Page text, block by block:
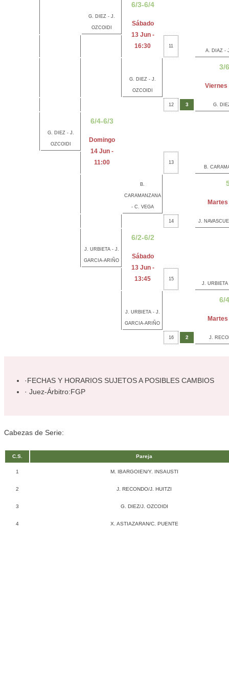
G. DIEZ - J.
OZCOIDI
6/3-6/4
Sábado
13 Jun -
16:30
11
A. DIAZ -
G. DIEZ - J.
OZCOIDI
3/
Viernes
12 3 G.
G. DIEZ - J.
OZCOIDI
6/4-6/3
Domingo
14 Jun -
11:00
13
B.
B.
CARAMANZANA
- C. VEGA
14 J.
J. URBIETA - J.
GARCIA-ARIÑO
6/2-6/2
Sábado
13 Jun -
13:45
15
J.
J. URBIETA - J.
GARCIA-ARIÑO
6/
16 2 J.
·FECHAS Y HORARIOS SUJETOS A POSIBLES CAMBIOS
· Juez-Árbitro:FGP
Cabezas de Serie:
C.S. Pareja
1 M. IBARGOIEN/Y. INSAUSTI
2 J. RECONDO/J. HUITZI
3 G. DIEZ/J. OZCOIDI
4 X. ASTIAZARAN/C. PUENTE